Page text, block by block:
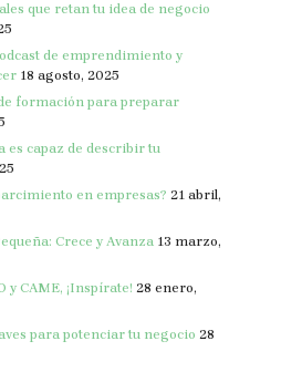
que retan tu idea de negocio
de emprendimiento y
18 agosto, 2025
formación para preparar
es capaz de describir tu
en empresas? 21 abril,
Crece y Avanza 13 marzo,
y CAME, ¡Inspírate! 28 enero,
para potenciar tu negocio 28